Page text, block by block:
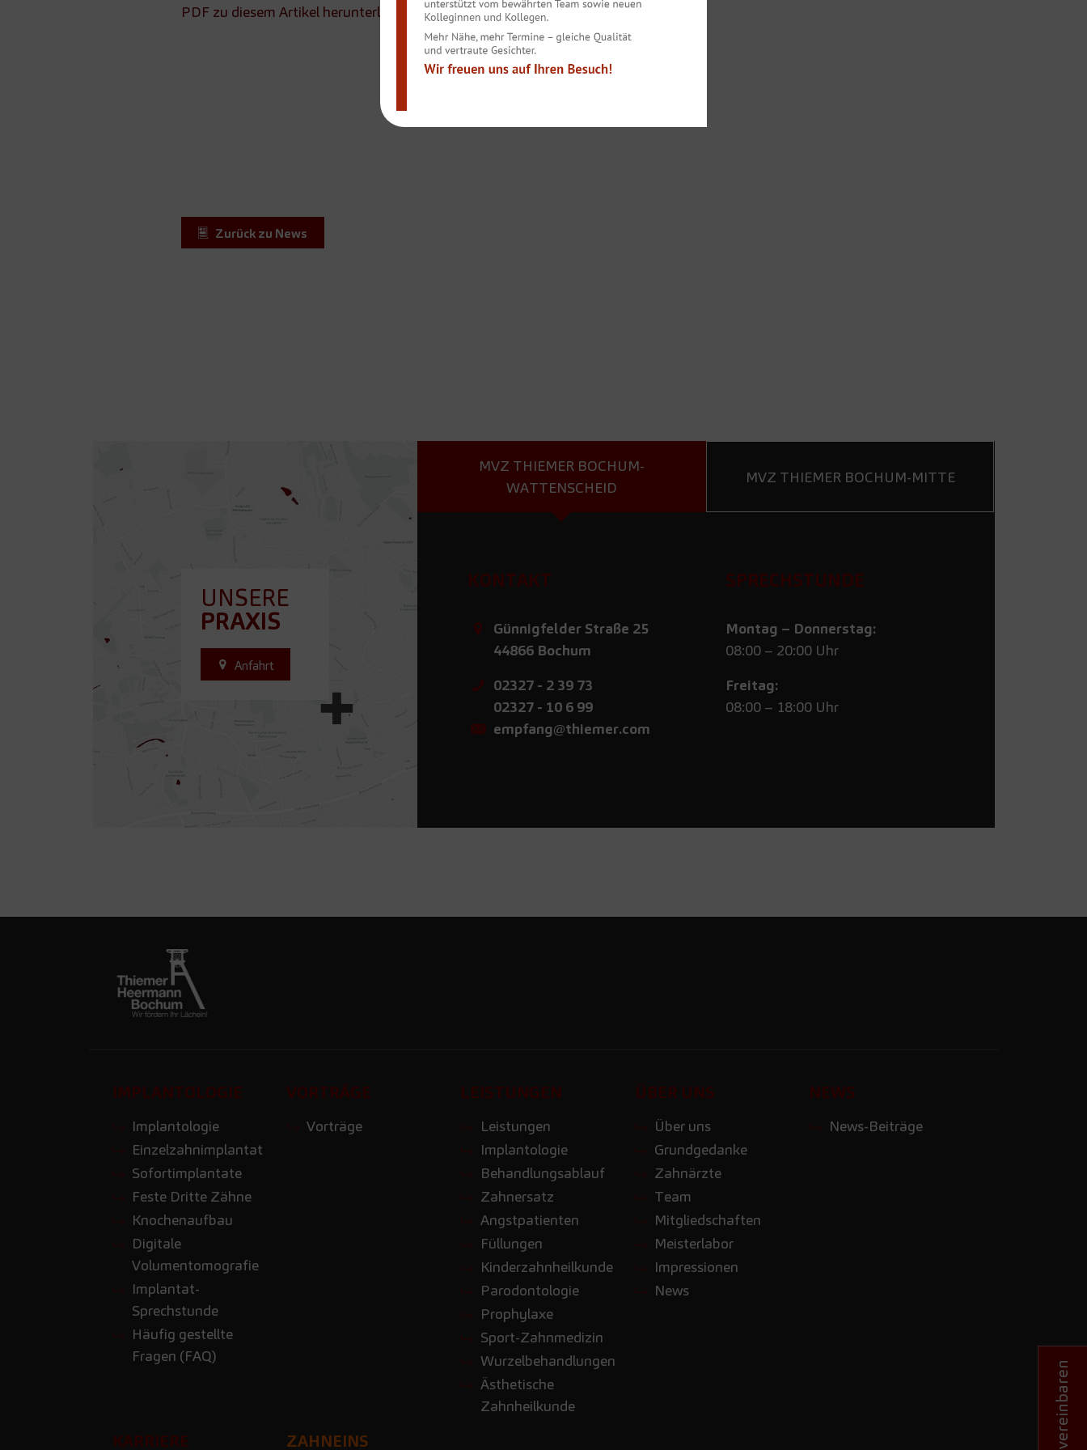
PDF zu diesem Artikel herunterladen
Zurück zu News
UNSERE
PRAXIS
Anfahrt
MVZ THIEMER BOCHUM-
WATTENSCHEID
MVZ THIEMER BOCHUM-MITTE
KONTAKT
Günnigfelder Straße 25
44866 Bochum
02327 - 2 39 73
02327 - 10 6 99
empfang@thiemer.com
SPRECHSTUNDE
Montag – Donnerstag:
08:00 – 20:00 Uhr
Freitag:
08:00 – 18:00 Uhr
IMPLANTOLOGIE
Implantologie
Einzelzahnimplantat
Sofortimplantate
Feste Dritte Zähne
Knochenaufbau
Digitale
Volumentomografie
Implantat-
Sprechstunde
Häufig gestellte
Fragen (FAQ)
VORTRÄGE
Vorträge
LEISTUNGEN
Leistungen
Implantologie
Behandlungsablauf
Zahnersatz
Angstpatienten
Füllungen
Kinderzahnheilkunde
Parodontologie
Prophylaxe
Sport-Zahnmedizin
Wurzelbehandlungen
Ästhetische
Zahnheilkunde
ÜBER UNS
Über uns
Grundgedanke
Zahnärzte
Team
Mitgliedschaften
Meisterlabor
Impressionen
News
NEWS
News-Beiträge
KARRIERE ZAHNEINS